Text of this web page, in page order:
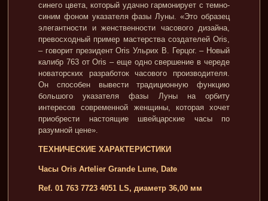
синего цвета, который удачно гармонирует с темно-
синим фоном указателя фазы Луны. «Это образец
элегантности и женственности часового дизайна,
превосходный пример мастерства создателей Oris,
– говорит президент Oris Ульрих В. Герцог. – Новый
калибр 763 от Oris – еще одно свершение в череде
новаторских разработок часового производителя.
Он способен вывести традиционную функцию
большого указателя фазы Луны на орбиту
интересов современной женщины, которая хочет
приобрести настоящие швейцарские часы по
разумной цене».
ТЕХНИЧЕСКИЕ ХАРАКТЕРИСТИКИ
Часы Oris Artelier Grande Lune, Date
Ref. 01 763 7723 4051 LS, диаметр 36,00 мм